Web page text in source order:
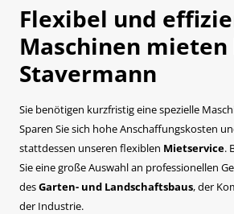
Flexibel und
Maschinen mieten
Stavermann
Sie benötigen kurzfristig eine spezielle
Sparen Sie sich hohe Anschaffungskosten
stattdessen unseren flexiblen Mietservice.
Sie eine große Auswahl an professionellen
desGarten- und Landschaftsbaus, der
der Industrie.